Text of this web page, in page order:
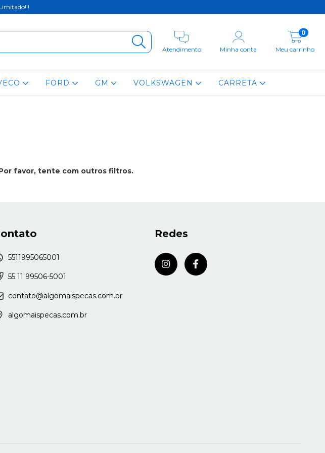
Atendimento Minha conta Meu carrinho
0
FORD GM VOLKSWAGEN CARRETA
favor, tente com outros filtros.
5511995065001
55 11 99506-5001
contato@algomaispecas.com.br
algomaispecas.com.br
Redes